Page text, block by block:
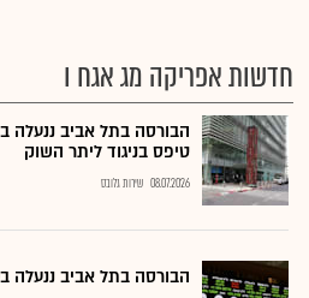
חדשות אפריקה מג אגח ו
הבורסה בתל אביב ננעלה
טיפס בניגוד ליתר השוק
08.07.2026 שירות גלובס
הבורסה בתל אביב ננעלה